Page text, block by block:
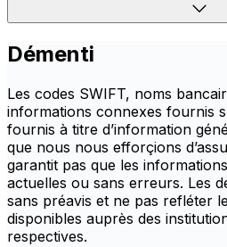
Démenti
Les codes SWIFT, noms
informations connexes fournis
fournis à titre d’information
que nous nous efforçions
garantit pas que les
actuelles ou sans erreurs. Les
sans préavis et ne pas refléter
disponibles auprès des
respectives.